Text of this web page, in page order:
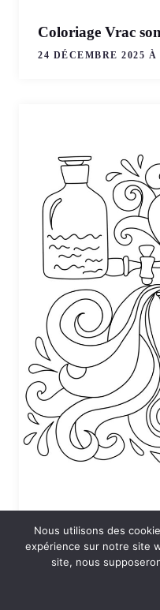
Coloriage Vrac
24 DÉCEMBRE 2025 À
Coloriage
24 DÉCEMBRE 2025 À
Nous utilisons des
expérience sur notre site
site, nous